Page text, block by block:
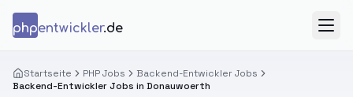
phpentwickler.de
Startseite PHP Jobs
Backend-Entwickler Jobs
Backend-Entwickler Jobs in Donauwoerth